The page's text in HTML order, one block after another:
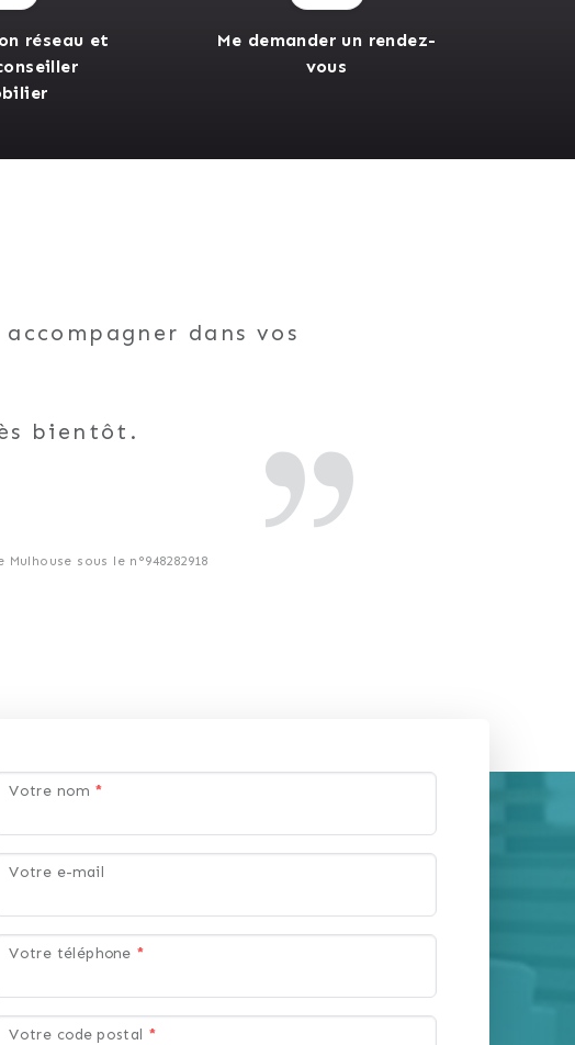
réseau et
Me demander un rendez-
vous
dans vos
bientôt.
sous le n°948282918
Votre nom *
Votre e-mail
Votre téléphone *
Votre code postal *